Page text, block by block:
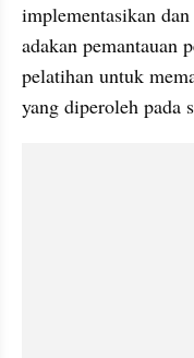
implementasikan
adakan pemantauan
pelatihan untuk
yang diperoleh pada